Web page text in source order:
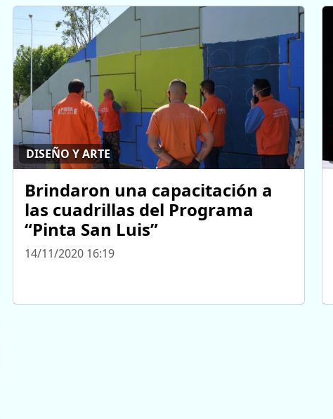
DISEÑO Y ARTE
Brindaron una capacitación a
las cuadrillas del Programa
“Pinta San Luis”
14/11/2020 16:19